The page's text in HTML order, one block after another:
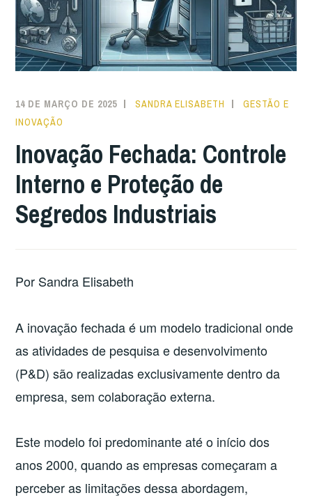
14 DE MARÇO DE 2025 SANDRA ELISABETH
GESTÃO E
INOVAÇÃO
Inovação Fechada: Controle
Interno e Proteção de
Segredos Industriais
Por Sandra Elisabeth
A inovação fechada é um modelo tradicional onde
as atividades de pesquisa e desenvolvimento
(P&D) são realizadas exclusivamente dentro da
empresa, sem colaboração externa.
Este modelo foi predominante até o início dos
anos 2000, quando as empresas começaram a
perceber as limitações dessa abordagem,